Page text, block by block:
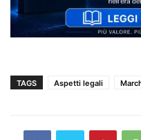
TAGS Aspetti legali